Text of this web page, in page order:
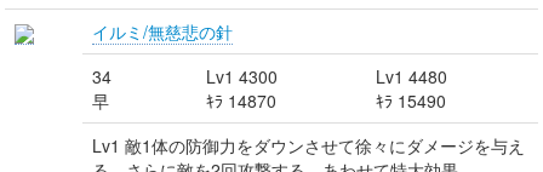
イルミ/無慈悲の針
34
早
Lv1 4300
ｷﾗ 14870
Lv1 4480
ｷﾗ 15490
Lv1 敵1体の防御力をダウンさせて徐々にダメージを与え